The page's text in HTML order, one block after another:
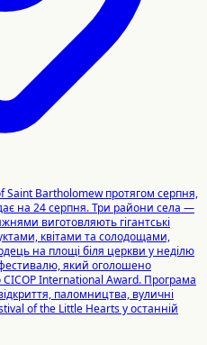
Saint Bartholomew протягом серпня,
на 24 серпня. Три райони села —
виготовляють гігантські
квітами та солодощами,
на площі біля церкви у неділю
який оголошено
International Award. Програма
паломництва, вуличні
of the Little Hearts у останній